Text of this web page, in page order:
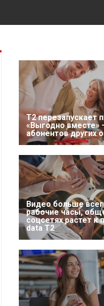
Т2 перезапускает
«Выгодно вместе»
абонентов других
Видео больше
рабочие часы,
соцсетях растет к
data T2